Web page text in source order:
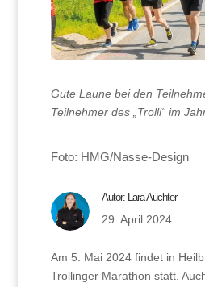
Gute Laune bei den
Teilnehmer des „Trolli“ im
Foto: HMG/Nasse-Design
Autor: Lara Auchter
29. April 2024
Am 5. Mai 2024 findet in
Trollinger Marathon statt.